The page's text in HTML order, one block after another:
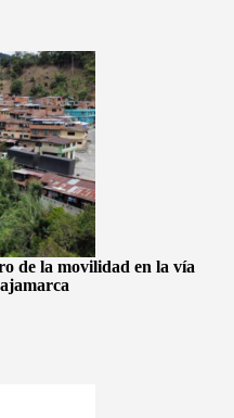
de la movilidad en la vía